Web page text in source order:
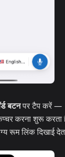
बटनपर टैप करें —
करना शुरू करता
रूम लिंक दिखाई